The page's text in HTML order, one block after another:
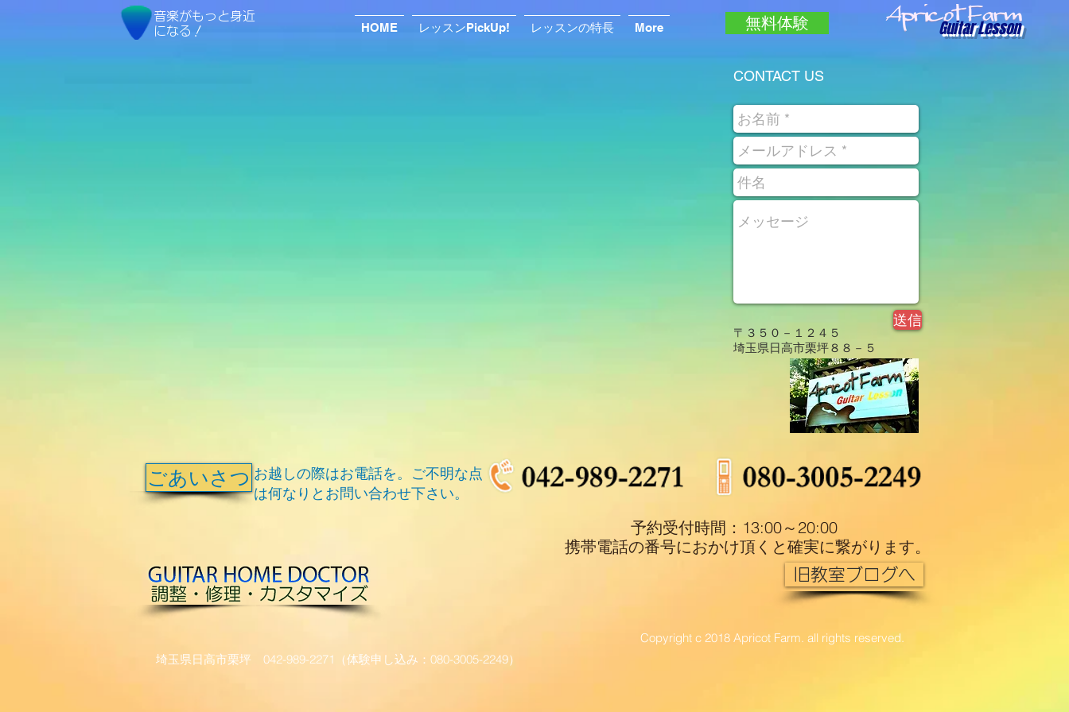
音楽がもっと身近
になる！
HOME レッスンPickUp! レッスンの特長 More 無料体験 Guitar Lesson
​〒３５０－１２４５
埼玉県日高市栗坪８８－５
送信
CONTACT US
ごあいさつ ​お越しの際はお電話を。ご不明な点
は何なりとお問い合わせ下さい。
予約受付時間：13:00～20:00
携帯電話の番号におかけ頂くと確実に繋がります。​
旧教室ブログへ
Copyright c 2018 Apricot Farm. all rights reserved.
埼玉県日高市栗坪 042-989-2271​（体験申し込み：080-3005-2249）